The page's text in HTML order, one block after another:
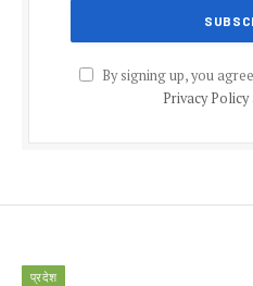
By signing up, you
Privacy Policy
प्रदेश